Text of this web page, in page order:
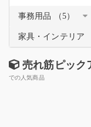
事務用品 （5）
家具・インテリア
売れ筋ピック
での人気商品